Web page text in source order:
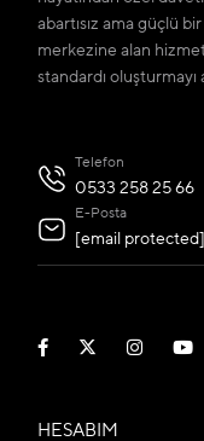
abartısız ama güçlü
merkezine alan
standardı oluşturmayı
Telefon
0533 258 25 66
E-Posta
[email protected]
HESABIM